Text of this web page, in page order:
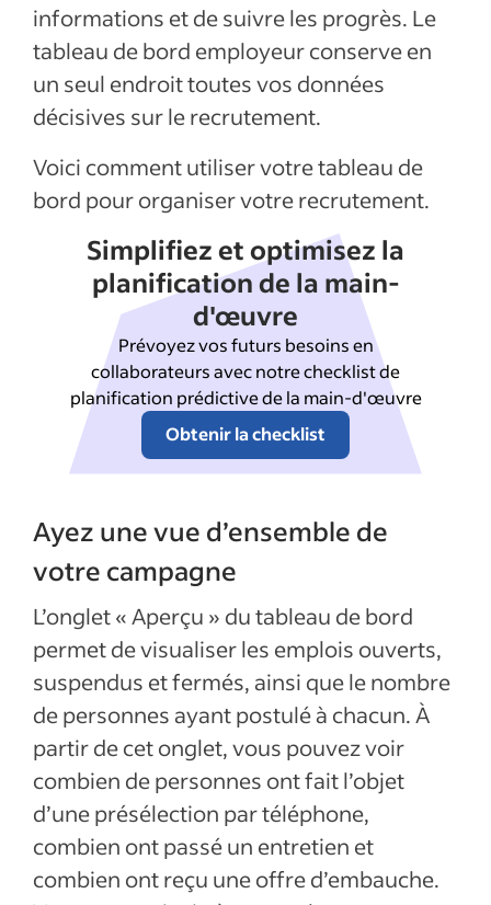
informations et de suivre les progrès. Le
tableau de bord employeur conserve en
un seul endroit toutes vos données
décisives sur le recrutement.
Voici comment utiliser votre tableau de
bord pour organiser votre recrutement.
Simplifiez et optimisez la
planification de la main-
d'œuvre
Prévoyez vos futurs besoins en
collaborateurs avec notre checklist de
planification prédictive de la main-d'œuvre
Obtenir la checklist
Ayez une vue d’ensemble de
votre campagne
L’onglet « Aperçu » du tableau de bord
permet de visualiser les emplois ouverts,
suspendus et fermés, ainsi que le nombre
de personnes ayant postulé à chacun. À
partir de cet onglet, vous pouvez voir
combien de personnes ont fait l’objet
d’une présélection par téléphone,
combien ont passé un entretien et
combien ont reçu une offre d’embauche.